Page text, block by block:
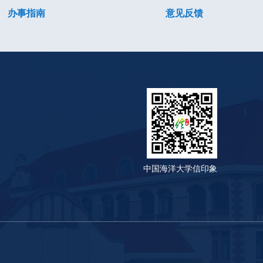
办事指南 意见反馈
中国海洋大学信印象